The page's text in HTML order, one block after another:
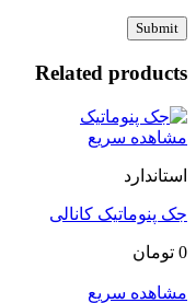
Related products
مشاهده سریع
استاندارد
جک پنوماتیک کانالی
0 تومان
مشاهده سریع